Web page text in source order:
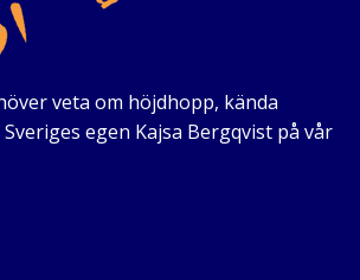
veta om höjdhopp, kända
egen Kajsa Bergqvist på vår